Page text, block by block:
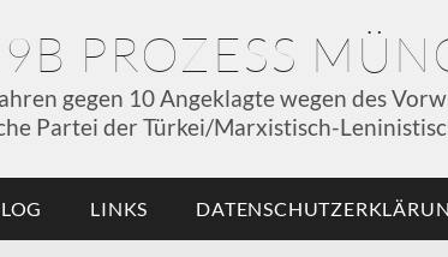
PROZESS
gegen 10 Angeklagte wegen des
Partei der Türkei/Marxistisch-
LINKS